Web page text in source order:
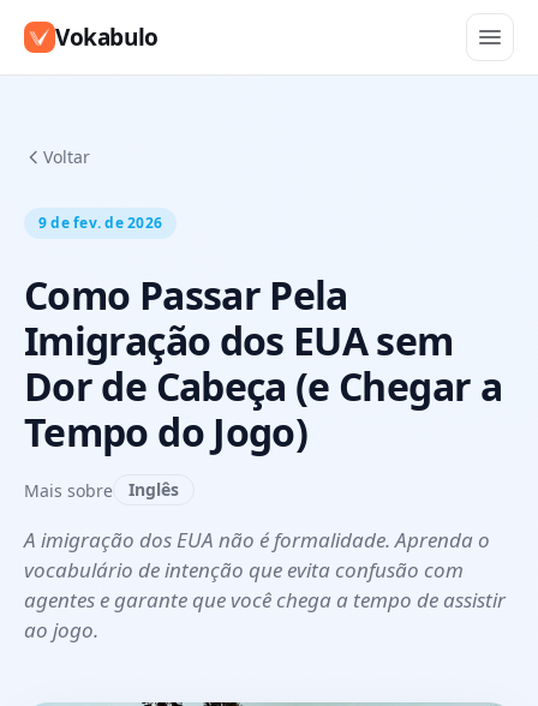
Vokabulo
Voltar
9 de fev. de 2026
Como Passar Pela
Imigração dos EUA sem
Dor de Cabeça (e Chegar a
Tempo do Jogo)
Mais sobre Inglês
A imigração dos EUA não é formalidade. Aprenda o
vocabulário de intenção que evita confusão com
agentes e garante que você chega a tempo de assistir
ao jogo.